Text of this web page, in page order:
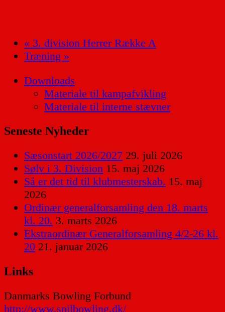
« 3. division Herrer Række A
Træning »
Downloads
Materiale til kampafvikling
Materiale til interne stævner
Seneste Nyheder
Sæsonstart 2026/2027 29. juli 2026
Sølv i 3. Division 15. maj 2026
Så er det tid til klubmesterskab. 15. maj
2026
Ordinær generalforsamling den 18. marts
kl. 20. 3. marts 2026
Ekstraordinær Generalforsamling 4/2-26 kl.
20 21. januar 2026
Links
Danmarks Bowling Forbund
http://www.spilbowling.dk/